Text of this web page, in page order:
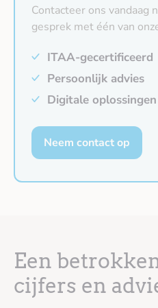
ITAA-gecertificeerd
Persoonlijk advies
Digitale oplossingen
Neem contact op
Contacteer ons vandaag
gesprek met één van
Een
cijfers en